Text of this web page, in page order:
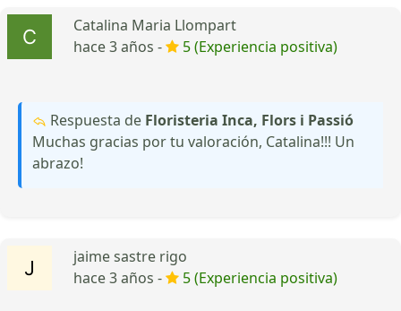
Catalina Maria Llompart
hace 3 años -
5 (Experiencia positiva)
Respuesta de Floristeria Inca, Flors i Passió
Muchas gracias por tu valoración, Catalina!!! Un
abrazo!
jaime sastre rigo
hace 3 años -
5 (Experiencia positiva)